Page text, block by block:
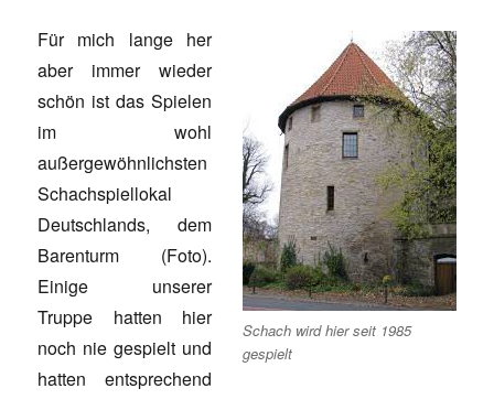
Schach wird hier seit 1985
gespielt
Für mich lange her
aber immer wieder
schön ist das Spielen
im wohl
außergewöhnlichsten
Schachspiellokal
Deutschlands, dem
Barenturm (Foto).
Einige unserer
Truppe hatten hier
noch nie gespielt und
hatten entsprechend